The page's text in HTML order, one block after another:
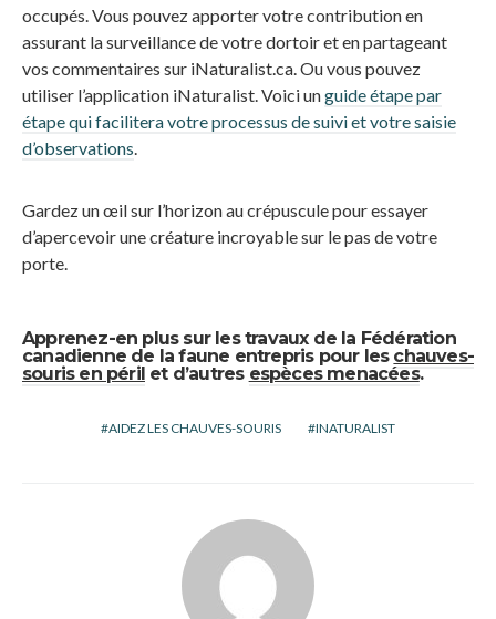
occupés. Vous pouvez apporter votre contribution en
assurant la surveillance de votre dortoir et en partageant
vos commentaires sur iNaturalist.ca. Ou vous pouvez
utiliser l’application iNaturalist. Voici unguide étape par
étape qui facilitera votre processus de suivi et votre saisie
d’observations
Gardez un œil sur l’horizon au crépuscule pour essayer
d’apercevoir une créature incroyable sur le pas de votre
porte.
Apprenez-en plus sur les travaux de la Fédération
canadienne de la faune entrepris pour les chauves-
souris en péril et d’autres espèces menacées.
AIDEZ LES CHAUVES-SOURIS INATURALIST